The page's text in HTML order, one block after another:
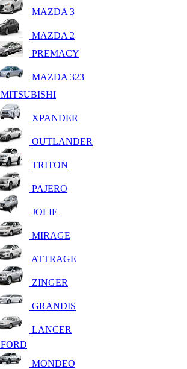
MAZDA 3
MAZDA 2
PREMACY
MAZDA 323
MITSUBISHI
XPANDER
OUTLANDER
TRITON
PAJERO
JOLIE
MIRAGE
ATTRAGE
ZINGER
GRANDIS
LANCER
FORD
MONDEO